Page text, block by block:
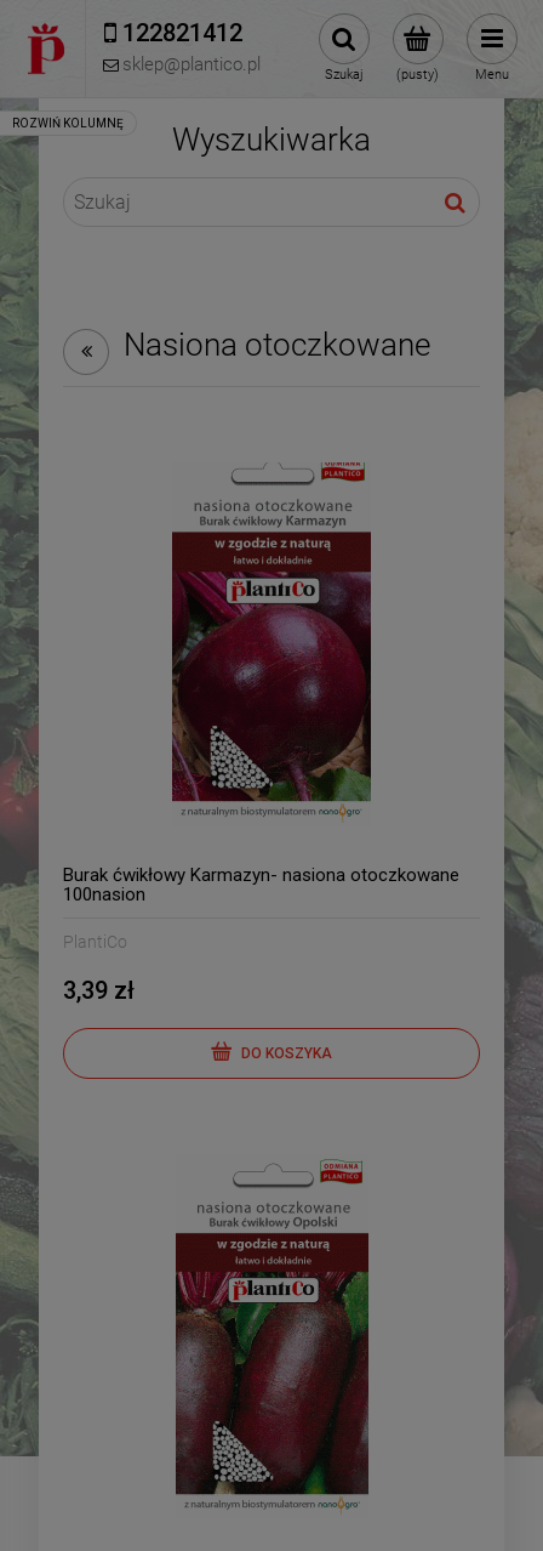
122821412
sklep@plantico.pl (pusty)
Szukaj Menu
Pomidor pod osłony
Solanum lycopersicum L.
Pink Sun - mieszaniec
Papryka - słodka Tongua -
Wyszukiwarka
Nasiona otoczkowane
Burak ćwikłowy Karmazyn- nasiona otoczkowane
100nasion
PlantiCo
3,39 zł
DO KOSZYKA